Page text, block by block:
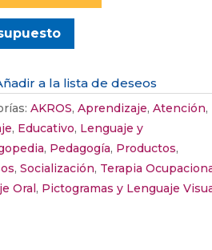
a la lista de deseos
AKROS, Aprendizaje, Atención,
, Educativo, Lenguaje y
, Pedagogía, Productos,
, Socialización, Terapia
Oral, Pictogramas y Lenguaje